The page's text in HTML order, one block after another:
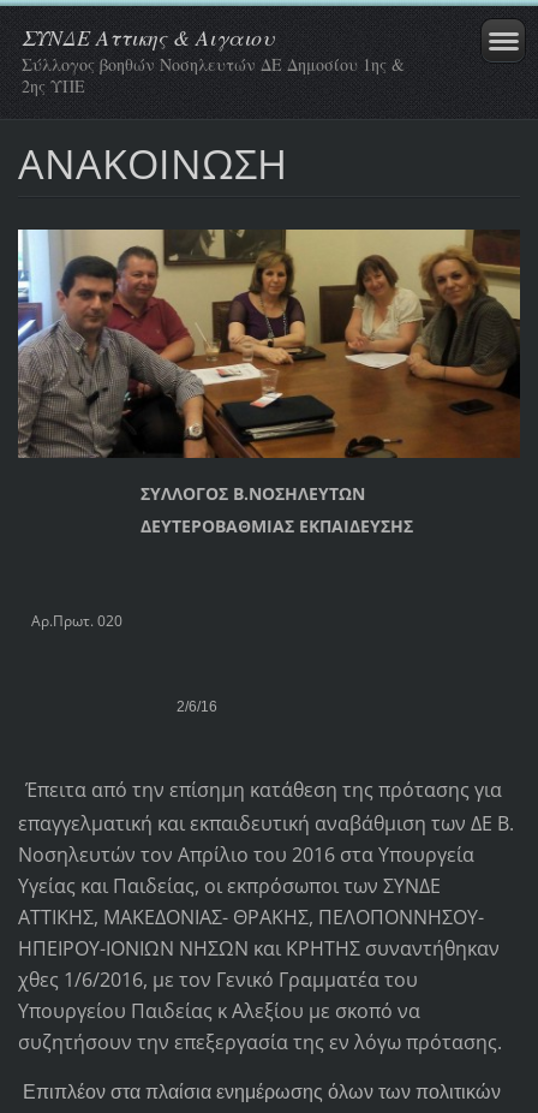
ΣΥΝΔΕ Αττικης & Αιγαιου
Σύλλογος βοηθών Νοσηλευτών ΔΕ Δημοσίου 1ης &
2ης ΥΠΕ
ΑΝΑΚΟΙΝΩΣΗ
ΣΥΛΛΟΓΟΣ Β.ΝΟΣΗΛΕΥΤΩΝ
ΔΕΥΤΕΡΟΒΑΘΜΙΑΣ ΕΚΠΑΙΔΕΥΣΗΣ
Αρ.Πρωτ. 020
2/6/16
Έπειτα από την επίσημη κατάθεση της πρότασης για
επαγγελματική και εκπαιδευτική αναβάθμιση των ΔΕ Β.
Νοσηλευτών τον Απρίλιο του 2016 στα Υπουργεία
Υγείας και Παιδείας, οι εκπρόσωποι των ΣΥΝΔΕ
ΑΤΤΙΚΗΣ, ΜΑΚΕΔΟΝΙΑΣ- ΘΡΑΚΗΣ, ΠΕΛΟΠΟΝΝΗΣΟΥ-
ΗΠΕΙΡΟΥ-ΙΟΝΙΩΝ ΝΗΣΩΝ και ΚΡΗΤΗΣ συναντήθηκαν
χθες 1/6/2016, με τον Γενικό Γραμματέα του
Υπουργείου Παιδείας κ Αλεξίου με σκοπό να
συζητήσουν την επεξεργασία της εν λόγω πρότασης.
Επιπλέον στα πλαίσια ενημέρωσης όλων των πολιτικών